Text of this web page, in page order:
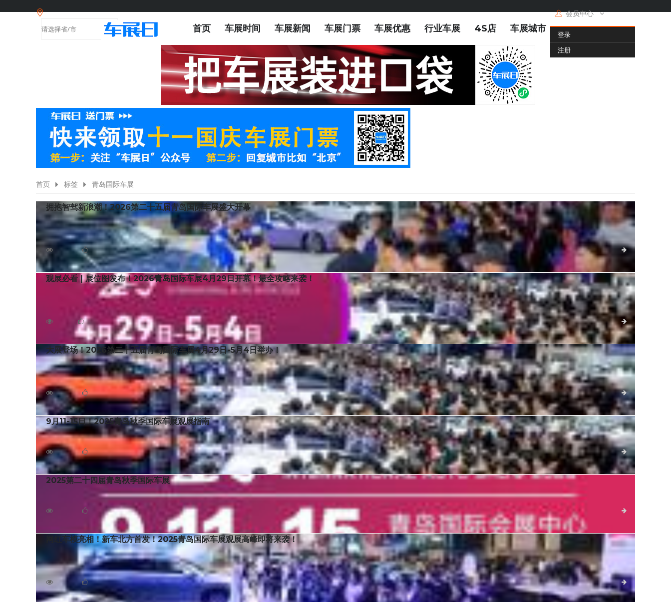
会员中心
登录
注册
首页 车展时间 车展新闻 车展门票 车展优惠 行业车展 4S店 车展城市
首页 标签 青岛国际车展
拥抱智驾新浪潮！2026第二十五届青岛国际车展盛大开幕
4月29日，2026第二十五届青岛国际汽车工业展览会于青岛国际会展中心（崂山馆）隆重启幕。2026第二十五届青岛国际车展启用青岛国际会展中心（崂山馆）五大室内展厅及部分室外
展区，室内展览面积近60000平，吸引全球88个品牌参展，展示车型近千台。同期，2026青岛国际机车文化节精彩进行。
1658
0 详细
观展必看 | 展位图发布！2026青岛国际车展4月29日开幕！最全攻略来袭！
4月29日，2026第二十五届青岛国际汽车工业展览会将于青岛国际会展中心（崂山馆）隆重启幕。新车山东首发，网红车模空降，炫酷机车轰鸣，购车亿万钜惠，4月29日-5月4日，2026
青岛国际车展与您相约崂山会展中心！
0 详细
大展登场！2026第二十五届青岛国际车展4月29日-5月4日举办！
2026第二十五届青岛国际车展将启用青岛国际会展中心（崂山馆）五大室内展厅及部分室外展区，室内展览面积60000平，吸引全球90余汽车品牌参展，展示车型近千台。同期，2026青
岛国际汽摩文化周也将于现场精彩举办。
3849
0 详细
9月11-15日！2025青岛秋季国际车展观展指南
2025第二十四届青岛秋季国际车展将启用青岛国际会展中心五大室内展厅及部分室外展区，室内展览面积60000平，吸引全球90余汽车品牌参展，展示车型近千台。
4466
0 详细
2025第二十四届青岛秋季国际车展
2025第二十四届青岛秋季国际车展将于2025年9月11日至15日在山东青岛国际会展中心（崂山区）盛大举行！
网红车模亮相！新车北方首发！2025青岛国际车展观展高峰即将来袭！
5月14日，2025第二十四届青岛国际汽车工业展览会于青岛国际会展中心（崂山区）盛大启幕。青岛国际车展已连续举办二十三届，是山东省规模最大、品牌最全、影响力最广的国际汽
车展会，也是山东省唯一获得UFI（国际展览联盟）国际认证的汽车展会，被誉为中国五大车展之一，连续荣获时尚青岛·时尚会展活动称号。
1980
0 详细